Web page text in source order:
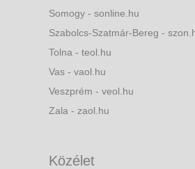
Somogy - sonline.hu
Szabolcs-Szatmár-Bereg -
Tolna - teol.hu
Vas - vaol.hu
Veszprém - veol.hu
Zala - zaol.hu
Közélet